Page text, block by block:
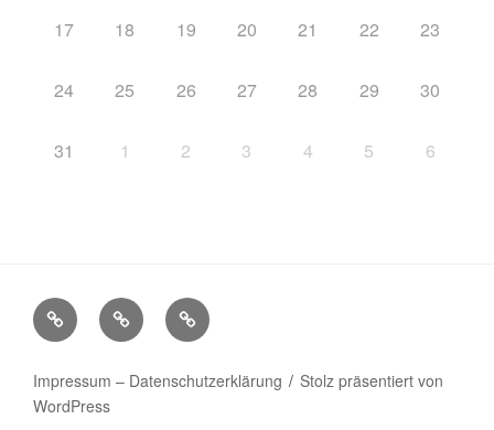
17 18 19 20 21 22 23
24 25 26 27 28 29 30
31 1 2 3 4 5 6
StartseiteImpressum
–
Veranstaltungen
Impressum – Datenschutzerklärung
Stolz präsentiert von
WordPress